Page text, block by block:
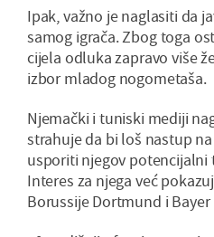
Ipak, važno je naglasiti da
samog igrača. Zbog toga
cijela odluka zapravo više
izbor mladog nogometaša.
Njemački i tuniski mediji
strahuje da bi loš nastup
usporiti njegov potencijalni
Interes za njega već
Borussije Dortmund i